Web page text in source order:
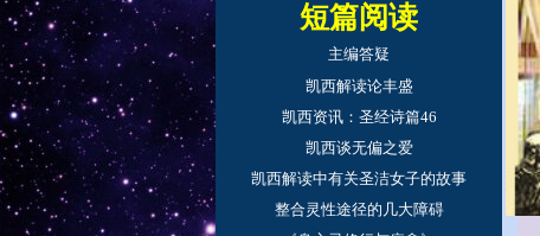
短篇阅读
主编答疑
凯西解读论丰盛
凯西资讯：圣经诗篇46
凯西谈无偏之爱
凯西解读中有关圣洁女子的故事
整合灵性途径的几大障碍